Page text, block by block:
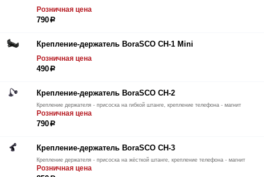
Розничная цена
790р
Крепление-держатель BoraSCO CH-1 Mini
Розничная цена
490р
Крепление-держатель BoraSCO CH-2
Крепление держателя - присоска на гибкой штанге, крепление телефона - магнит
Розничная цена
790р
Крепление-держатель BoraSCO CH-3
Крепление держателя - присоска на жёсткой штанге, крепление телефона - магнит
Розничная цена